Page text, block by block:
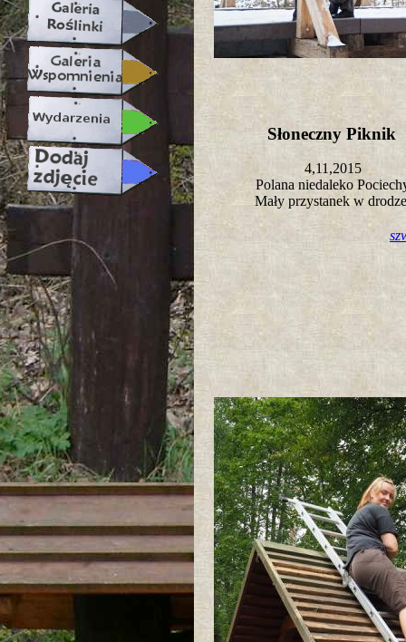
Słoneczny Piknik
4,11,2015
Polana niedaleko
Mały przystanek w